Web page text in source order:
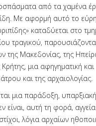
από τα χαμένα
Με αφορμή αυτό το
καταδύεται στο
τραγικού,
της Μακεδονίας, της
μια αφηγηματική
και της αρχαιολογίας.
μια παράδοξη,
είναι, αυτή τη φορά,
λόγια αρχαίων